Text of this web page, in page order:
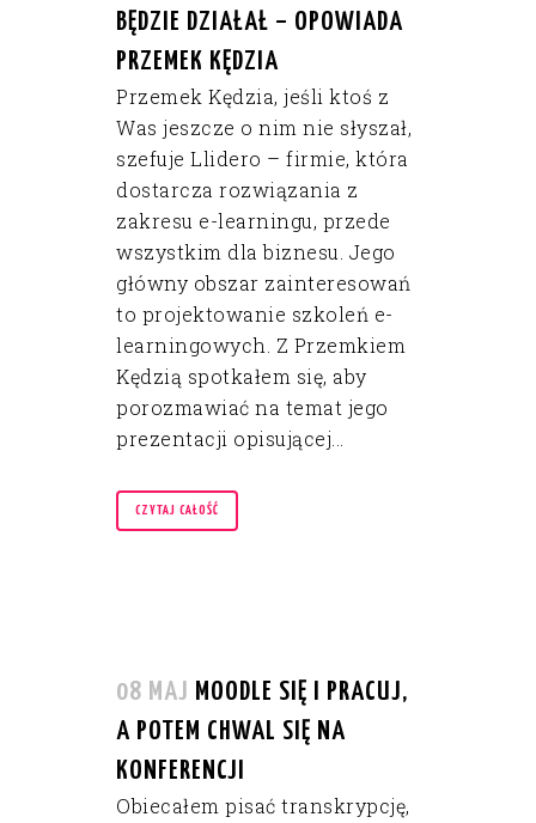
BĘDZIE DZIAŁAŁ – OPOWIADA
PRZEMEK KĘDZIA
Przemek Kędzia, jeśli ktoś z
Was jeszcze o nim nie słyszał,
szefuje Llidero – firmie, która
dostarcza rozwiązania z
zakresu e-learningu, przede
wszystkim dla biznesu. Jego
główny obszar zainteresowań
to projektowanie szkoleń e-
learningowych. Z Przemkiem
Kędzią spotkałem się, aby
porozmawiać na temat jego
prezentacji opisującej...
CZYTAJ CAŁOŚĆ
08 MAJ MOODLE SIĘ I PRACUJ,
A POTEM CHWAL SIĘ NA
KONFERENCJI
Obiecałem pisać transkrypcję,